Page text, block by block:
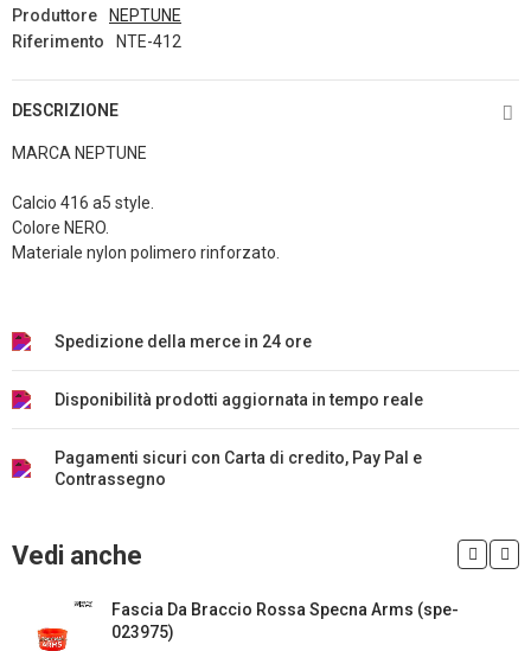
Produttore
NEPTUNE
Riferimento
NTE-412
DESCRIZIONE
MARCA NEPTUNE
Calcio 416 a5 style.
Colore NERO.
Materiale nylon polimero rinforzato.
Spedizione della merce in 24 ore
Disponibilità prodotti aggiornata in tempo reale
Pagamenti sicuri con Carta di credito, Pay Pal e
Contrassegno
Vedi anche
Fascia Da Braccio Rossa Specna Arms (spe-
023975)